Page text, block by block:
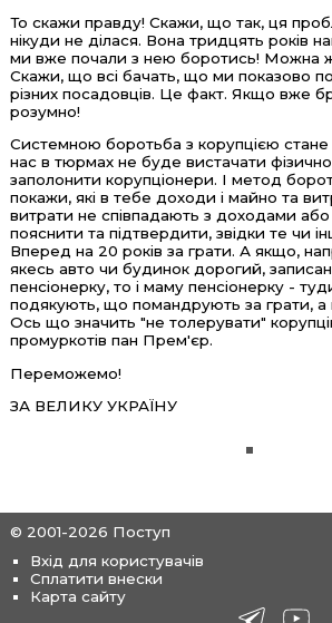
То скажи правду! Скажи, що так, ця
нікуди не ділася. Вона тридцять років
ми вже почали з нею боротись! Можна ж
Скажи, що всі бачать, що ми показово
різних посадовців. Це факт. Якщо вже
розумно!
Системною боротьба з корупцією стане
нас в тюрмах не буде вистачати фізично
заполонити корупціонери. І метод
покажи, які в тебе доходи і майно та
витрати не співпадають з доходами
пояснити та підтвердити, звідки те чи
Вперед на 20 років за грати. А якщо,
якесь авто чи будинок дорогий,
пенсіонерку, то і маму пенсіонерку -
подякують, що помандрують за грати,
Ось що значить "не толерувати"
промуркотів пан Прем'єр.
Переможемо!
ЗА ВЕЛИКУ УКРАЇНУ
© 2001-2026 Поступ
Вхід для користувачів
Сплатити внески
Карта сайту